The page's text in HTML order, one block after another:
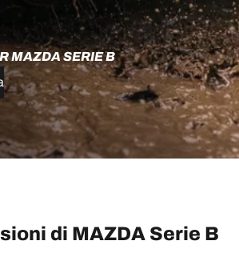
MAZDA SERIE B
di MAZDA Serie B